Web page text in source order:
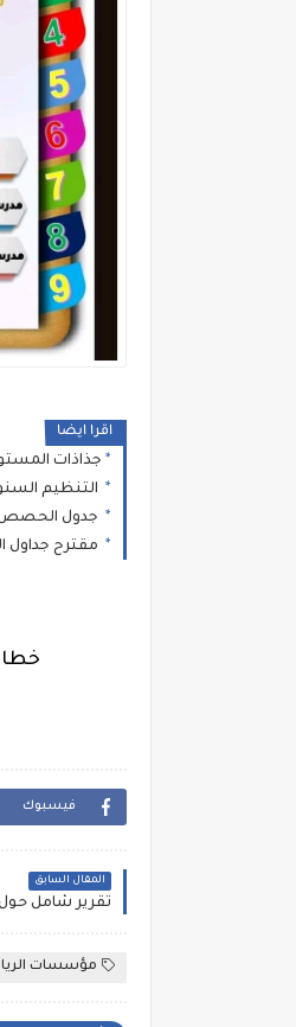
اقرا ايضا
جذاذات
التنظيم السنوي
جدول الحصص
مقترح جداول
فيسبوك
المقال السابق
تقرير شامل
مؤسسات